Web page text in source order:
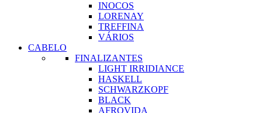
INOCOS
LORENAY
TREFFINA
VÁRIOS
CABELO
FINALIZANTES
LIGHT IRRIDIANCE
HASKELL
SCHWARZKOPF
BLACK
AFROVIDA